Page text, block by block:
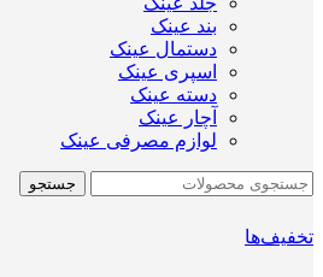
بند عینک
دستمال عینک
اسپری عینک
دسته عینک
آچار عینک
لوازم مصرفی عینک
جستجو
تخفیف‌ها